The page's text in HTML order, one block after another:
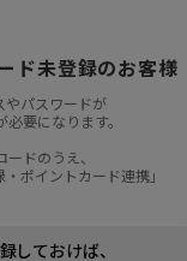
ド未登録のお客様
やパスワードが
要になります。
ードのうえ、
ポイントカード連携」
しておけば、